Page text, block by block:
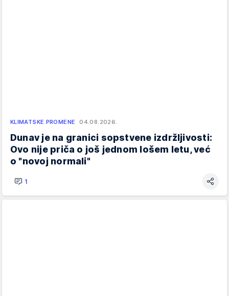
KLIMATSKE PROMENE 04.08.2026.
Dunav je na granici sopstvene izdržljivosti:
Ovo nije priča o još jednom lošem letu, već
o "novoj normali"
1